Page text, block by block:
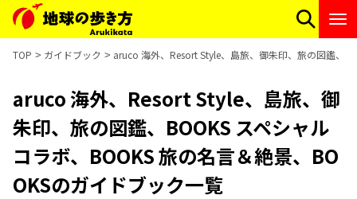
TOP ガイドブック aruco 海外、Resort Style、島旅、御朱印、旅の図鑑、
aruco 海外、Resort Style、島旅、御
朱印、旅の図鑑、BOOKS スペシャル
コラボ、BOOKS 旅の名言＆絶景、BO
OKSのガイドブック一覧